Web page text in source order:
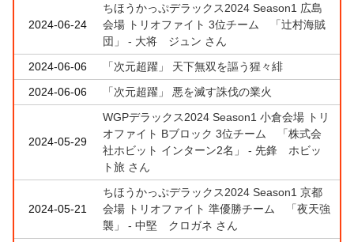
2024-06-24
ちほうかっぷデラックス2024 Season1 広島
会場 トリオファイト 3位チーム 「辻村海賊
団」 - 大将 ジュン さん
2024-06-06
「次元超躍」 天下無双を謳う猩々緋
2024-06-06
「次元超躍」 悪を滅す誅伐の業火
2024-05-29
WGPデラックス2024 Season1 小倉会場 トリ
オファイト Bブロック 3位チーム 「株式会
社ホビット インターン2名」 - 先鋒 ホビッ
ト旅 さん
2024-05-21
ちほうかっぷデラックス2024 Season1 京都
会場 トリオファイト 準優勝チーム 「夜天強
襲」 - 中堅 クロガネ さん